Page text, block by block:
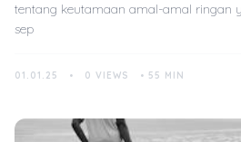
tentang keutamaan amal-amal ringan
sep
01.01.25 • 0 VIEWS • 55 MIN